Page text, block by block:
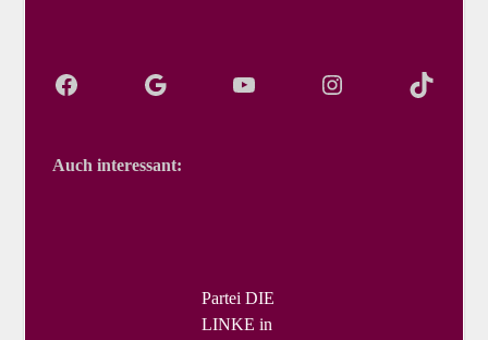
Auch interessant:
Partei DIE
LINKE in